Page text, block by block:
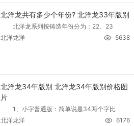
北洋龙共有多少个年份? 北洋龙33年版别
北洋龙系列按铸造年份分为：22、23
北洋龙洋
5638
北洋龙34年版别 北洋龙34年版别价格图
片
1、小字普通版：简单说是34两个字比
北洋龙洋
6176